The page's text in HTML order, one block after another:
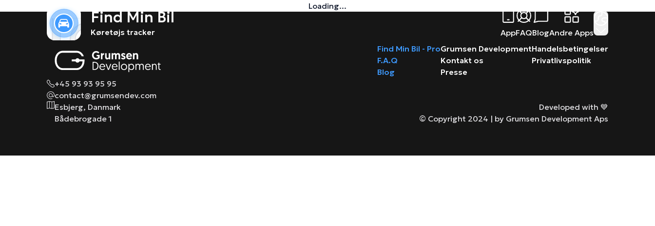
Find Min Bil
Køretøjs tracker AppFAQBlogAndre Apps
Loading...
+45 93 93 95 95
contact@grumsendev.com
Esbjerg, Danmark
Bådebrogade 1
Find Min Bil - Pro
F.A.Q
Blog
Grumsen Development
Kontakt os
Presse
Handelsbetingelser
Privatlivspolitik
Developed with 💙
© Copyright 2024 | by Grumsen Development Aps